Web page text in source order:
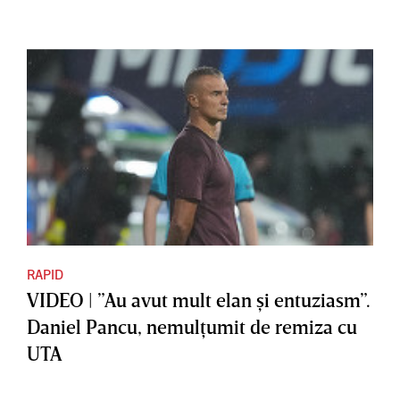
RAPID
VIDEO | ”Au avut mult elan şi entuziasm”.
Daniel Pancu, nemulţumit de remiza cu
UTA